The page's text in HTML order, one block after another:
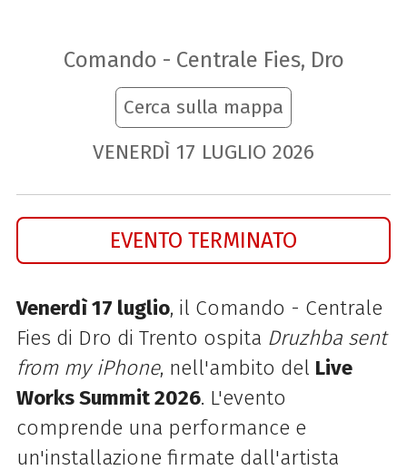
Comando - Centrale Fies, Dro
Cerca sulla mappa
VENERDÌ 17 LUGLIO 2026
EVENTO TERMINATO
Venerdì 17 luglio, il Comando - Centrale
Fies di Dro di Trento ospita Druzhba sent
from my iPhone, nell'ambito del Live
Works Summit 2026. L'evento
comprende una performance e
un'installazione firmate dall'artista